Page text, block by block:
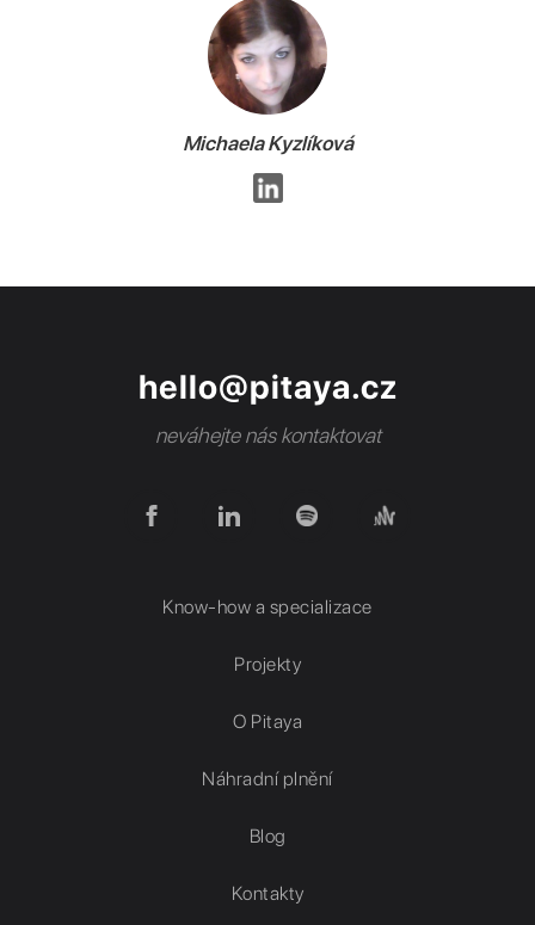
Michaela Kyzlíková
hello@pitaya.cz
neváhejte nás kontaktovat
Know-how a specializace
Projekty
O Pitaya
Náhradní plnění
Blog
Kontakty